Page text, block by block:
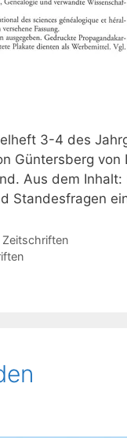
3-4 des
Güntersberg
Aus dem
Standesfragen
Zeitschriften